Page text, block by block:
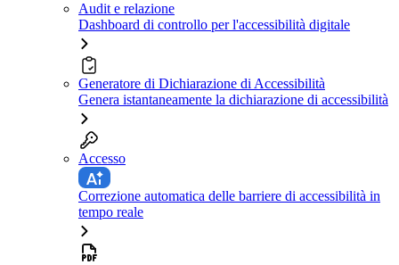
Audit e relazione
Dashboard di controllo per l'accessibilità digitale
Generatore di Dichiarazione di Accessibilità
Genera istantaneamente la dichiarazione di accessibilità
Accesso
Correzione automatica delle barriere di accessibilità in
tempo reale